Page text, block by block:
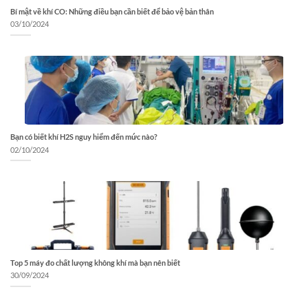
Bí mật về khí CO: Những điều bạn cần biết để bảo vệ bản thân
03/10/2024
Bạn có biết khí H2S nguy hiểm đến mức nào?
02/10/2024
Top 5 máy đo chất lượng không khí mà bạn nên biết
30/09/2024